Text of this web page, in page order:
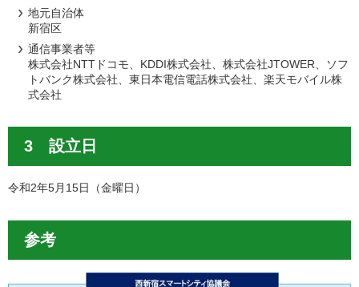
地元自治体
新宿区
通信事業者等
株式会社NTTドコモ、KDDI株式会社、株式会社JTOWER、ソフ
トバンク株式会社、東日本電信電話株式会社、楽天モバイル株
式会社
3 設立日
令和2年5月15日（金曜日）
参考